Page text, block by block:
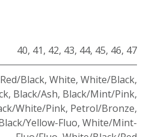
40, 41, 42, 43, 44, 45, 46, 47
Red/Black, White, White/Black,
, Black/Ash, Black/Mint/Pink,
White/Pink, Petrol/Bronze,
Yellow-Fluo, White/Mint-